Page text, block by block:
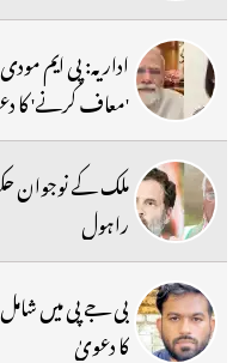
اداریہ: پی ایم
'معاف کرنے' کا
ملک کے نوجوان
راہول
بی جے پی میں
کا دعویٰ